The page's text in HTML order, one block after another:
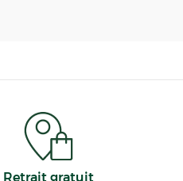
Retrait gratuit